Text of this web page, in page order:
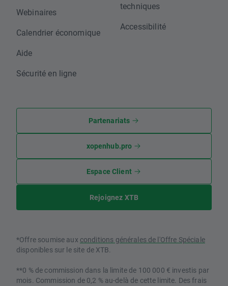
Webinaires
Calendrier économique
Aide
Sécurité en ligne
techniques
Accessibilité
Partenariats
xopenhub.pro
Espace Client
Rejoignez XTB
*Offre soumise aux conditions générales de l'Offre Spéciale
disponibles sur le site de XTB.
**0 % de commission dans la limite de 100 000 € investis par
mois. Commission de 0,2 % au-delà de cette limite. Des frais